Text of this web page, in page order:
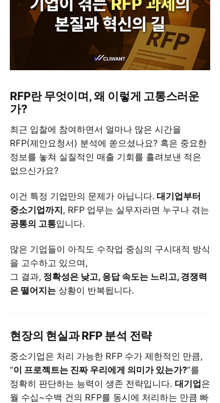
RFP란 무엇이며, 왜 이렇게 고통스러운
가?
최근 입찰에 참여하면서 얼마나 많은 시간을
RFP(제안요청서) 분석에 쏟으셨나요? 혹은 중요한
정보를 놓쳐 실질적인 매출 기회를 흘려보낸 적은
없으신가요?
이건 특정 기업만의 문제가 아닙니다. 대기업부터
중소기업까지, RFP 업무는 실무자라면 누구나 겪는
공통의 고통입니다.
많은 기업들이 아직도 수작업 중심의 구시대적 방식
을 고수하고 있으며,
그 결과, 정확성은 낮고, 응답 속도는 느리고, 경쟁력
은 떨어지는 상황이 반복됩니다.
현장의 현실과 RFP 분석 전략
중소기업은 처리 가능한 RFP 수가 제한적인 만큼,
“이 프로젝트는 진짜 우리에게 의미가 있는가?”를
정확히 판단하는 능력이 생존 전략입니다. 대기업은
월 수십~수백 건의 RFP를 동시에 처리하는 만큼 빠